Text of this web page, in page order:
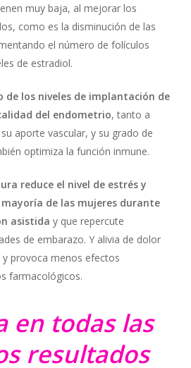
muy baja, al mejorar los
como es la disminución de las
el número de folículos
de estradiol.
de los niveles de implantación de
del endometrio, tanto a
aporte vascular, y su grado de
optimiza la función inmune.
reduce el nivel de estrés y
de las mujeres durante
asistida y que repercute
de embarazo. Y alivia de dolor
provoca menos efectos
farmacológicos.
en todas las
resultados